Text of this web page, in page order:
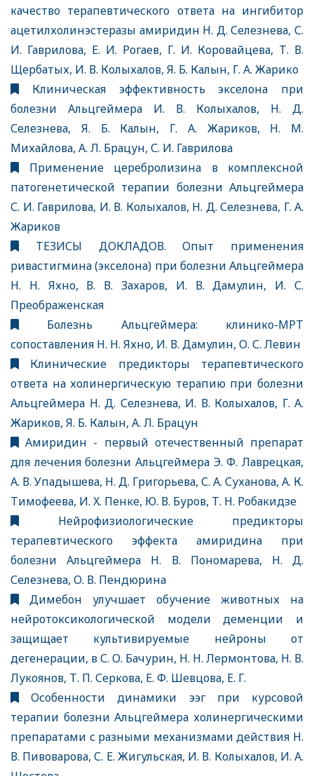
качество терапевтического ответа на ингибитор
ацетилхолинэстеразы амиридин Н. Д. Селезнева, С.
И. Гаврилова, Е. И. Рогаев, Г. И. Коровайцева, Т. В.
Щербатых, И. В. Колыхалов, Я. Б. Калын, Г. А. Жарико
Клиническая эффективность экселона при
болезни Альцгеймера И. В. Колыхалов, Н. Д.
Селезнева, Я. Б. Калын, Г. А. Жариков, Н. М.
Михайлова, А. Л. Брацун, С. И. Гаврилова
Применение церебролизина в комплексной
патогенетической терапии болезни Альцгеймера
С. И. Гаврилова, И. В. Колыхалов, Н. Д. Селезнева, Г. А.
Жариков
ТЕЗИСЫ ДОКЛАДОВ. Опыт применения
ривастигмина (экселона) при болезни Альцгеймера
Н. Н. Яхно, В. В. Захаров, И. В. Дамулин, И. С.
Преображенская
Болезнь Альцгеймера: клинико-МРТ
сопоставления Н. Н. Яхно, И. В. Дамулин, О. С. Левин
Клинические предикторы терапевтического
ответа на холинергическую терапию при болезни
Альцгеймера Н. Д. Селезнева, И. В. Колыхалов, Г. А.
Жариков, Я. Б. Калын, А. Л. Брацун
Амиридин - первый отечественный препарат
для лечения болезни Альцгеймера Э. Ф. Лаврецкая,
А. В. Упадышева, Н. Д. Григорьева, С. А. Суханова, А. К.
Тимофеева, И. X. Пенке, Ю. В. Буров, Т. Н. Робакидзе
Нейрофизиологические предикторы
терапевтического эффекта амиридина при
болезни Альцгеймера Н. В. Пономарева, Н. Д.
Селезнева, О. В. Пендюрина
Димебон улучшает обучение животных на
нейротоксикологической модели деменции и
защищает культивируемые нейроны от
дегенерации, в С. О. Бачурин, Н. Н. Лермонтова, Н. В.
Лукоянов, Т. П. Серкова, Е. Ф. Шевцова, Е. Г.
Особенности динамики ээг при курсовой
терапии болезни Альцгеймера холинергическими
препаратами с разными механизмами действия Н.
В. Пивоварова, С. Е. Жигульская, И. В. Колыхалов, И. А.